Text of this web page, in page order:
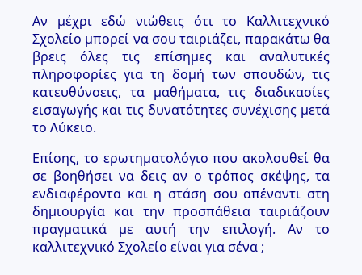
Αν μέχρι εδώ νιώθεις ότι το Καλλιτεχνικό
Σχολείο μπορεί να σου ταιριάζει, παρακάτω θα
βρεις όλες τις επίσημες και αναλυτικές
πληροφορίες για τη δομή των σπουδών, τις
κατευθύνσεις, τα μαθήματα, τις διαδικασίες
εισαγωγής και τις δυνατότητες συνέχισης μετά
το Λύκειο.
Επίσης, το ερωτηματολόγιο που ακολουθεί θα
σε βοηθήσει να δεις αν ο τρόπος σκέψης, τα
ενδιαφέροντα και η στάση σου απέναντι στη
δημιουργία και την προσπάθεια ταιριάζουν
πραγματικά με αυτή την επιλογή. Αν το
καλλιτεχνικό Σχολείο είναι για σένα ;